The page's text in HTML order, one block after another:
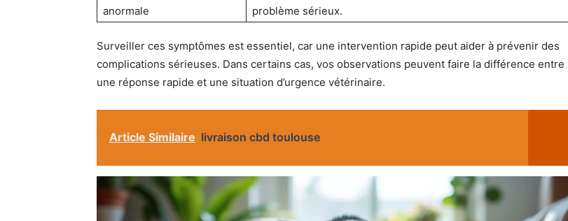
anormale
problème sérieux.
Surveiller ces symptômes est essentiel, car une intervention rapide peut aider à prévenir des
complications sérieuses. Dans certains cas, vos observations peuvent faire la différence entre
une réponse rapide et une situation d’urgence vétérinaire.
Article Similaire livraison cbd toulouse